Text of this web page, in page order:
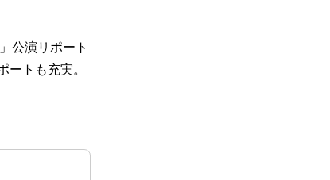
公演リポート
ートも充実。